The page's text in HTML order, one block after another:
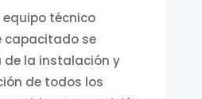
equipo técnico
capacitado se
de la instalación y
de todos los